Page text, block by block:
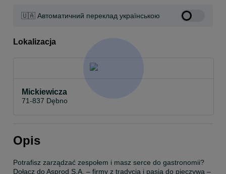
🇺🇦 Автоматичний переклад українською
Lokalizacja
Mickiewicza
71-837 Dębno
Opis
Potrafisz zarządzać zespołem i masz serce do gastronomii?
Dołącz do Asprod S.A. – firmy z tradycją i pasją do pieczywa –